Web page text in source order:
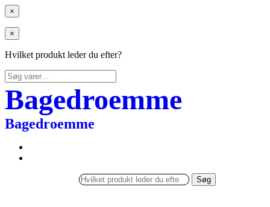
×
×
Hvilket produkt leder du efter?
Søg
efter:
Bagedroemme
Bagedroemme
Søg